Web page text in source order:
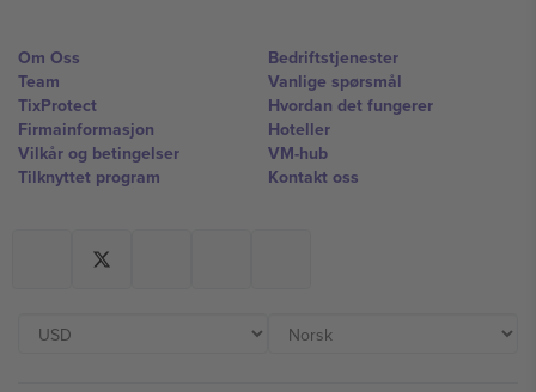
Om Oss
Team
TixProtect
Firmainformasjon
Vilkår og betingelser
Tilknyttet program
Bedriftstjenester
Vanlige spørsmål
Hvordan det fungerer
Hoteller
VM-hub
Kontakt oss